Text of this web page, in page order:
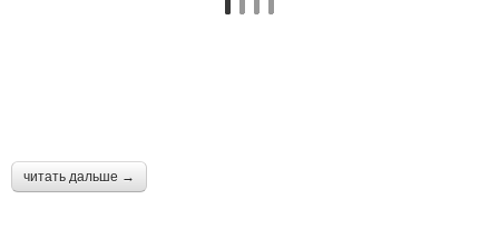
читать дальше →